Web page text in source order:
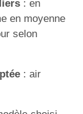
: en
en moyenne
selon
: air